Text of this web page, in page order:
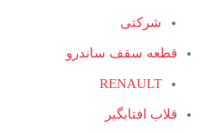
شرکتی
قطعه سقف ساندرو
RENAULT
قلاب افتابگیر